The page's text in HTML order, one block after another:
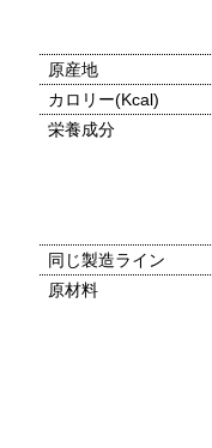
原産地
カロリー(Kcal)
栄養成分
同じ製造ライン
原材料